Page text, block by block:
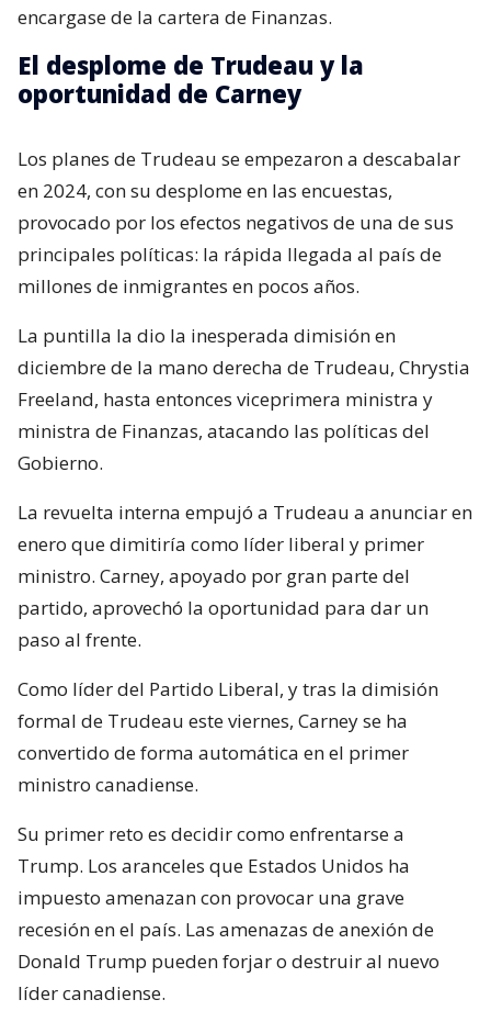
encargase de la cartera de Finanzas.
El desplome de Trudeau y la
oportunidad de Carney
Los planes de Trudeau se empezaron a descabalar
en 2024, con su desplome en las encuestas,
provocado por los efectos negativos de una de sus
principales políticas: la rápida llegada al país de
millones de inmigrantes en pocos años.
La puntilla la dio la inesperada dimisión en
diciembre de la mano derecha de Trudeau, Chrystia
Freeland, hasta entonces viceprimera ministra y
ministra de Finanzas, atacando las políticas del
Gobierno.
La revuelta interna empujó a Trudeau a anunciar en
enero que dimitiría como líder liberal y primer
ministro. Carney, apoyado por gran parte del
partido, aprovechó la oportunidad para dar un
paso al frente.
Como líder del Partido Liberal, y tras la dimisión
formal de Trudeau este viernes, Carney se ha
convertido de forma automática en el primer
ministro canadiense.
Su primer reto es decidir como enfrentarse a
Trump. Los aranceles que Estados Unidos ha
impuesto amenazan con provocar una grave
recesión en el país. Las amenazas de anexión de
Donald Trump pueden forjar o destruir al nuevo
líder canadiense.